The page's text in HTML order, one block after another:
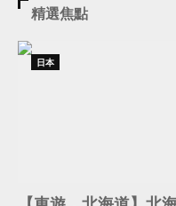
精選焦點
日本